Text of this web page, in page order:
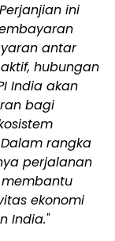
ini
antar
hubungan
India akan
bagi
rangka
perjalanan
ekonomi
India."